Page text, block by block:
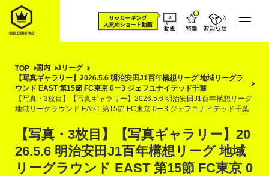
TOP 国内
Jリーグ
【写真ギャラリー】2026.5.6 明治安田J1百年構想リーグ 地域リーグラ
ウンド EAST 第15節 FC東京 0ー3 ジェフユナイテッド千葉
【写真・3枚目】【写真ギャラリー】2026.5.6 明治安田J1百年構想リーグ
地域リーグラウンド EAST 第15節 FC東京 0ー3 ジェフユナイテッド千葉
【写真・3枚目】【写真ギャラリー】20
26.5.6 明治安田J1百年構想リーグ 地域
リーグラウンド EAST 第15節 FC東京 0